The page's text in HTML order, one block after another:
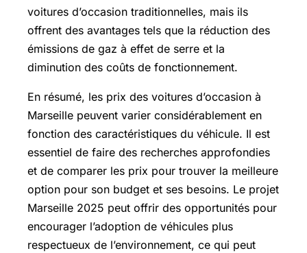
voitures d’occasion traditionnelles, mais ils
offrent des avantages tels que la réduction des
émissions de gaz à effet de serre et la
diminution des coûts de fonctionnement.
En résumé, les prix des voitures d’occasion à
Marseille peuvent varier considérablement en
fonction des caractéristiques du véhicule. Il est
essentiel de faire des recherches approfondies
et de comparer les prix pour trouver la meilleure
option pour son budget et ses besoins. Le projet
Marseille 2025 peut offrir des opportunités pour
encourager l’adoption de véhicules plus
respectueux de l’environnement, ce qui peut